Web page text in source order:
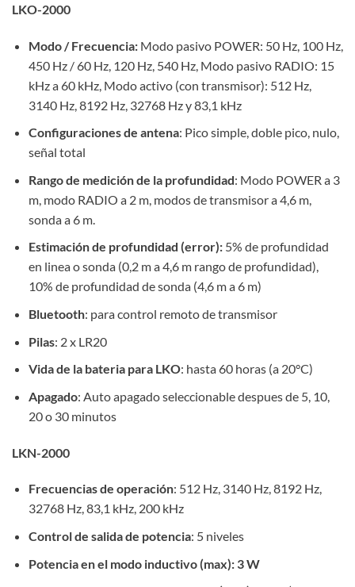
LKO-2000
Modo / Frecuencia:Modo pasivo POWER: 50 Hz, 100 Hz,
450 Hz / 60 Hz, 120 Hz, 540 Hz, Modo pasivo RADIO: 15
kHz a 60 kHz, Modo activo (con transmisor): 512 Hz,
3140 Hz, 8192 Hz, 32768 Hz y 83,1 kHz
Configuraciones de antena: Pico simple, doble pico, nulo,
señal total
Rango de medición de la profundidad: Modo POWER a 3
m, modo RADIO a 2 m, modos de transmisor a 4,6 m,
sonda a 6 m.
Estimación de profundidad (error):5% de profundidad
en linea o sonda (0,2 m a 4,6 m rango de profundidad),
10% de profundidad de sonda (4,6 m a 6 m)
Bluetooth: para control remoto de transmisor
Pilas: 2 x LR20
Vida de la bateria para LKO: hasta 60 horas (a 20°C)
Apagado: Auto apagado seleccionable despues de 5, 10,
20 o 30 minutos
LKN-2000
Frecuencias de operación: 512 Hz, 3140 Hz, 8192 Hz,
32768 Hz, 83,1 kHz, 200 kHz
Control de salida de potencia: 5 niveles
Potencia en el modo inductivo (max): 3 W